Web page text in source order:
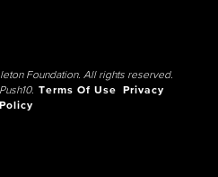
Foundation. All rights reserved.
Terms Of Use
Privacy
Policy